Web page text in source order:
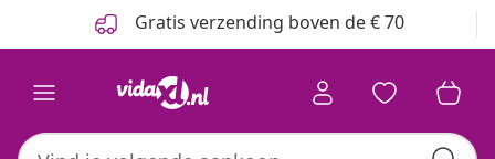
Gratis verzending boven de € 70